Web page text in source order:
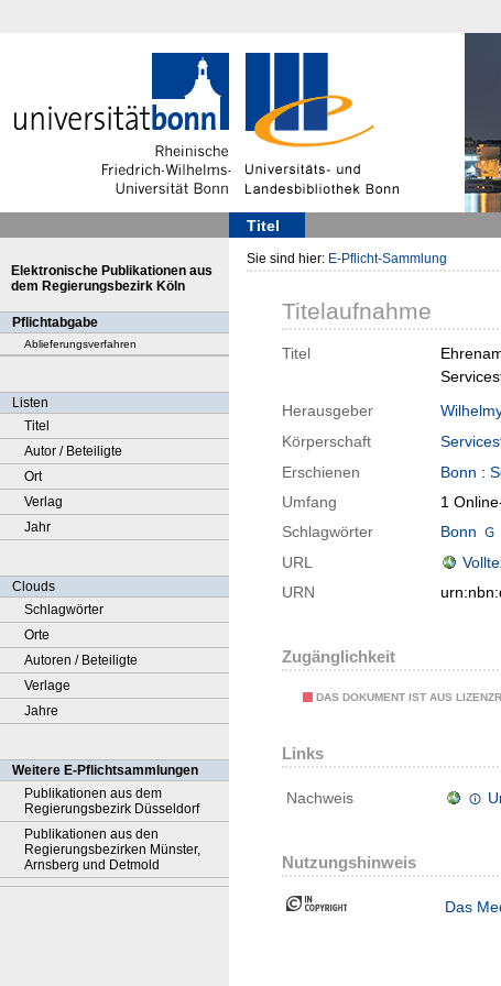
Titel
Elektronische Publikationen aus
dem Regierungsbezirk Köln
Pflichtabgabe
Ablieferungsverfahren
Listen
Titel
Autor / Beteiligte
Ort
Verlag
Jahr
Clouds
Schlagwörter
Orte
Autoren / Beteiligte
Verlage
Jahre
Weitere E-Pflichtsammlungen
Publikationen aus dem
Regierungsbezirk Düsseldorf
Publikationen aus den
Regierungsbezirken Münster,
Arnsberg und Detmold
Sie sind hier: E-Pflicht-Sammlung
Titelaufnahme
Titel
Herausgeber
Körperschaft
Erschienen
Bonn :
Umfang
1
Schlagwörter
Bonn
URL
URN
Zugänglichkeit
DAS DOKUMENT IST AUS
Links
Nachweis
Nutzungshinweis
Das